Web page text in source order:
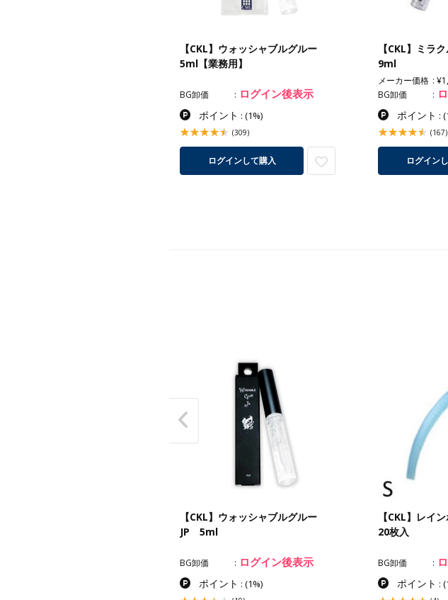
【CKL】ウォッシャブルグルー
5ml【業務用】
BG卸価 ログイン後表示
ポイント : (1%)
(309)
ログインして購入
【CKL】ミラ
9ml
メーカー価格
BG卸価
ポイント :
(167)
ログイン
【CKL】ウォッシャブルグルー
JP 5ml
BG卸価 ログイン後表示
ポイント : (1%)
【CKL】レイ
20枚入
BG卸価
ポイント :